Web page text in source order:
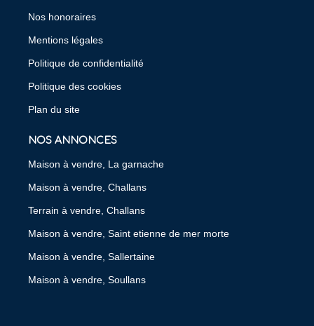
Nos honoraires
Mentions légales
Politique de confidentialité
Politique des cookies
Plan du site
NOS ANNONCES
Maison à vendre, La garnache
Maison à vendre, Challans
Terrain à vendre, Challans
Maison à vendre, Saint etienne de mer morte
Maison à vendre, Sallertaine
Maison à vendre, Soullans